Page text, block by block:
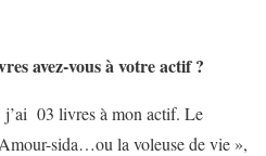
avez-vous à votre actif ?
j’ai 03 livres à mon actif. Le
sida…ou la voleuse de vie »,